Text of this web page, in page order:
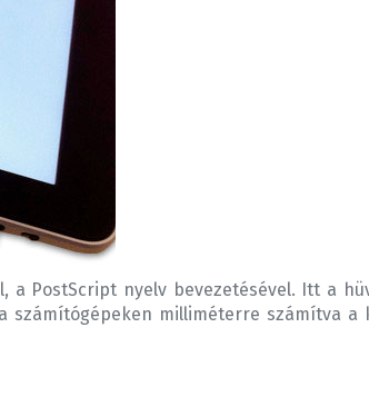
PostScript nyelv bevezetésével. Itt a
számítógépeken milliméterre számítva a